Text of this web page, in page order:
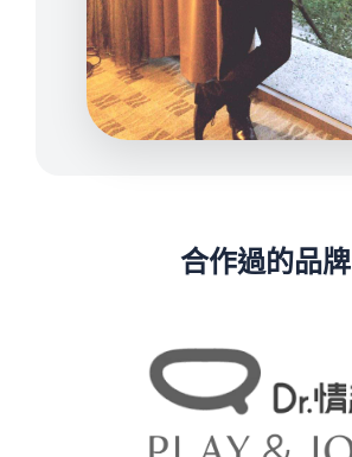
合作過的品牌